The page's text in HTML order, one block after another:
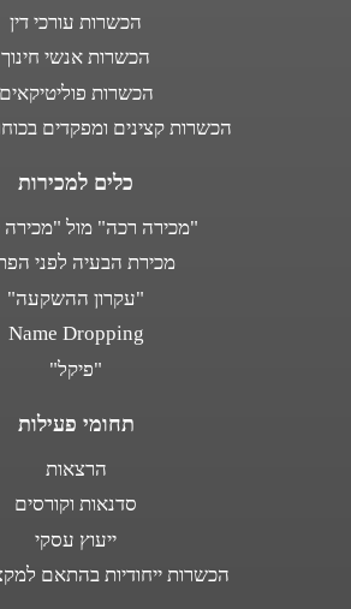
הכשרות עורכי דין
הכשרות אנשי חינוך
הכשרות פוליטיקאים
הכשרות קצינים ומפקדים
כלים למכירות
"מכירה רכה" מול
מכירת הבעיה לפני
"עקרון ההשקעה"
Name Dropping
"פיקל"
תחומי פעילות
הרצאות
סדנאות וקורסים
ייעוץ עסקי
הכשרות ייחודיות בהתאם